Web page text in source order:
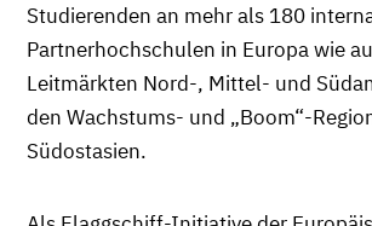
Studierenden an mehr als 180
Partnerhochschulen in Europa wie
Leitmärkten Nord-, Mittel- und
den Wachstums- und „Boom“-
Südostasien.